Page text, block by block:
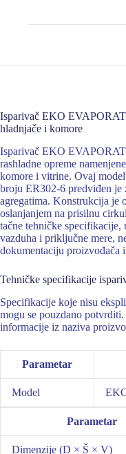
Isparivač EKO
hladnjače i komore
Isparivač EKO
rashladne opreme
komore i vitrine. Ovaj
broju ER302-6 predviđen je
agregatima. Konstrukcija je
oslanjanjem na prisilnu
tačne tehničke
vazduha i priključne mere,
dokumentaciju proizvođača
Tehničke specifikacije
Specifikacije koje nisu
mogu se pouzdano
informacije iz naziva
Parametar
Model
Parametar
Dimenzije (D × Š × V)